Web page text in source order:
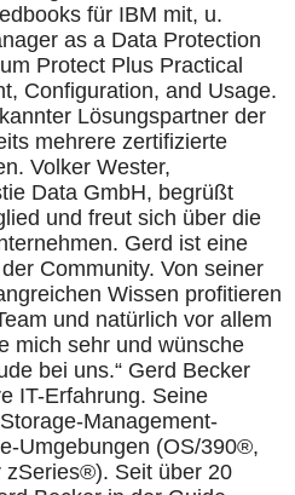
für IBM mit, u.
as a Data Protection
Protect Plus Practical
Configuration, and Usage.
Lösungspartner der
mehrere zertifizierte
Volker Wester,
Data GmbH, begrüßt
und freut sich über die
Gerd ist eine
Community. Von seiner
Wissen profitieren
und natürlich vor allem
mich sehr und wünsche
bei uns.“ Gerd Becker
IT-Erfahrung. Seine
Management-
Umgebungen (OS/390®,
Seit über 20